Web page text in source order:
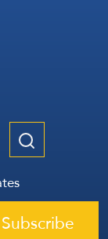
Subscribe